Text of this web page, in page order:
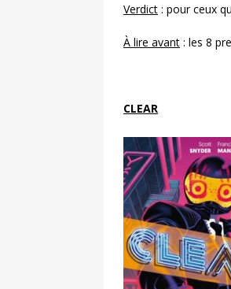
Verdict : pour ceux
À lire avant : les 8
CLEAR